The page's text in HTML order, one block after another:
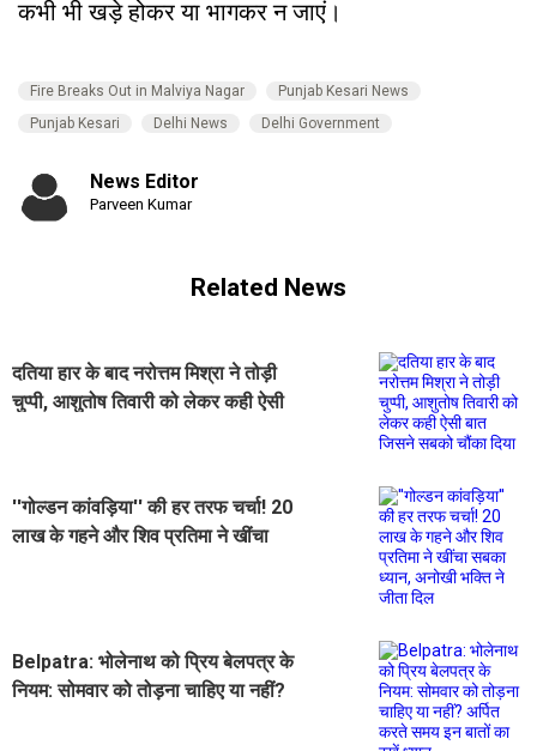
कभी भी खड़े होकर या भागकर न जाएं।
Fire Breaks Out in Malviya Nagar
Punjab Kesari News
Punjab Kesari
Delhi News Delhi Government
News Editor
Parveen Kumar
Related News
दतिया हार के बाद नरोत्तम मिश्रा ने तोड़ी
चुप्पी, आशुतोष तिवारी को लेकर कही ऐसी
''गोल्डन कांवड़िया'' की हर तरफ चर्चा! 20
लाख के गहने और शिव प्रतिमा ने खींचा
Belpatra: भोलेनाथ को प्रिय बेलपत्र के
नियम: सोमवार को तोड़ना चाहिए या नहीं?